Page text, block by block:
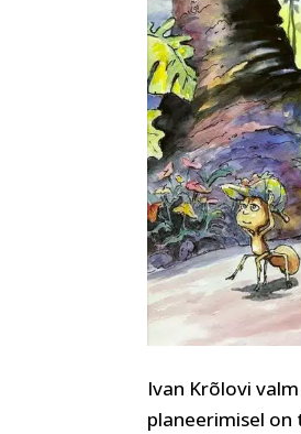
Ivan Krõlovi
planeerimisel